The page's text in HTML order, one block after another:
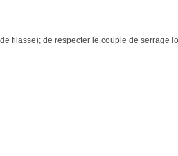
filasse); de respecter le couple de serrage